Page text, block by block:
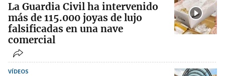
La Guardia Civil ha intervenido
más de 115.000 joyas de lujo
falsificadas en una nave
comercial
VÍDEOS